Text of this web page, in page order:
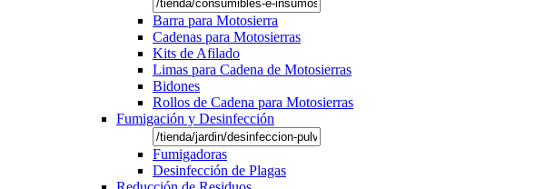
Barra para Motosierra
Cadenas para Motosierras
Kits de Afilado
Limas para Cadena de Motosierras
Bidones
Rollos de Cadena para Motosierras
Fumigación y Desinfección
Fumigadoras
Desinfección de Plagas